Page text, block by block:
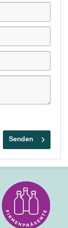
Senden